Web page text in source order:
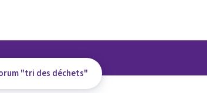
"tri des déchets"